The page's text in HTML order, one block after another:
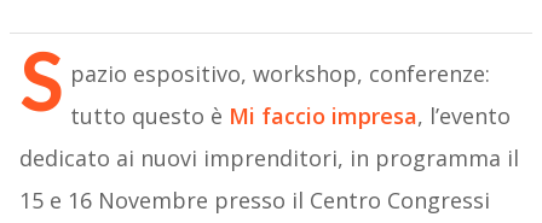
S pazio espositivo, workshop, conferenze:
tutto questo è Mi faccio impresa, l’evento
dedicato ai nuovi imprenditori, in programma il
15 e 16 Novembre presso il Centro Congressi